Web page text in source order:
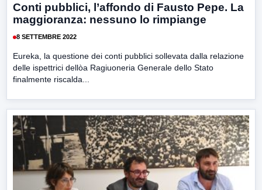
Conti pubblici, l’affondo di Fausto Pepe. La
maggioranza: nessuno lo rimpiange
8 SETTEMBRE 2022
Eureka, la questione dei conti pubblici sollevata dalla relazione
delle ispettrici dellòa Ragiuoneria Generale dello Stato
finalmente riscalda...